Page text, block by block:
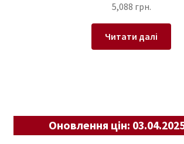
5,088 грн.
Читати далі
Оновлення цін: